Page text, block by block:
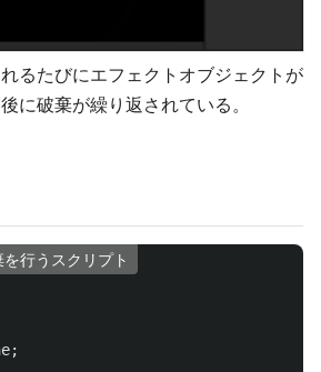
るたびにエフェクトオブジェクトが
に破棄が繰り返されている。
行うスクリプト
;